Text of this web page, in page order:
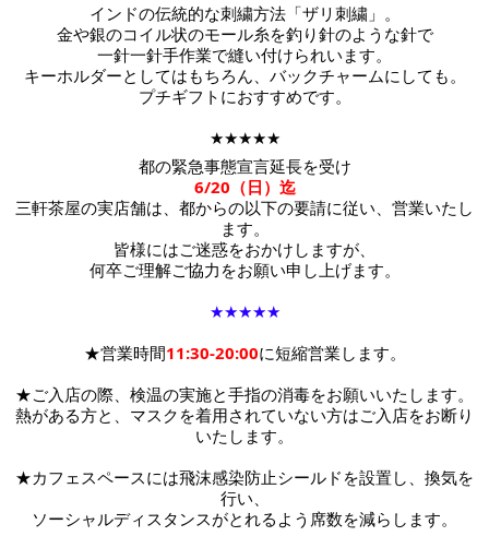
インドの伝統的な刺繍方法「ザリ刺繍」。
金や銀のコイル状のモール糸を釣り針のような針で
一針一針手作業で縫い付けられいます。
キーホルダーとしてはもちろん、バックチャームにしても。
プチギフトにおすすめです。
★★★★★
都の緊急事態宣言延長を受け
6/20（日）迄
三軒茶屋の実店舗は、都からの以下の要請に従い、営業いたし
ます。
皆様にはご迷惑をおかけしますが、
何卒ご理解ご協力をお願い申し上げます。
★★★★★
★営業時間11:30-20:00に短縮営業します。
★ご入店の際、検温の実施と手指の消毒をお願いいたします。
熱がある方と、マスクを着用されていない方はご入店をお断り
いたします。
★カフェスペースには飛沫感染防止シールドを設置し、換気を
行い、
ソーシャルディスタンスがとれるよう席数を減らします。